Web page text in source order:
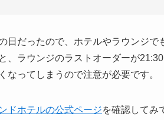
日だったので、ホテルやラウンジで
、ラウンジのラストオーダーが
なってしまうので注意が必要です。
ドホテルの公式ページを確認してみ